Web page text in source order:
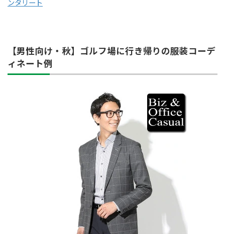
ンタリート
【男性向け・秋】ゴルフ場に行き帰りの服装コーデ
ィネート例